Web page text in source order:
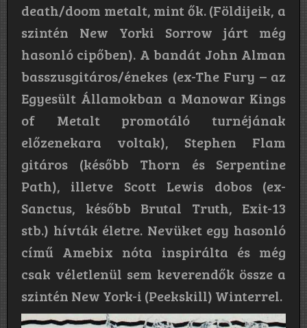
death/doom metalt, mint ők. (Földijeik, a
szintén New Yorki Sorrow járt még
hasonló cipőben). A bandát John Alman
basszusgitáros/énekes (ex-The Fury – az
Egyesült Államokban a Manowar Kings
of Metalt promotáló turnéjának
előzenekara voltak), Stephen Flam
gitáros (később Thorn és Serpentine
Path), illetve Scott Lewis dobos (ex-
Sanctus, később Brutal Truth, Exit-13
stb.) hívták életre. Nevüket egy hasonló
című Amebix nóta inspirálta és még
csak véletlenül sem keverendők össze a
szintén New York-i (Peekskill) Winterrel.